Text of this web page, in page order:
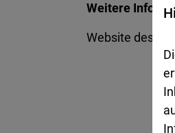
Weitere
Website des